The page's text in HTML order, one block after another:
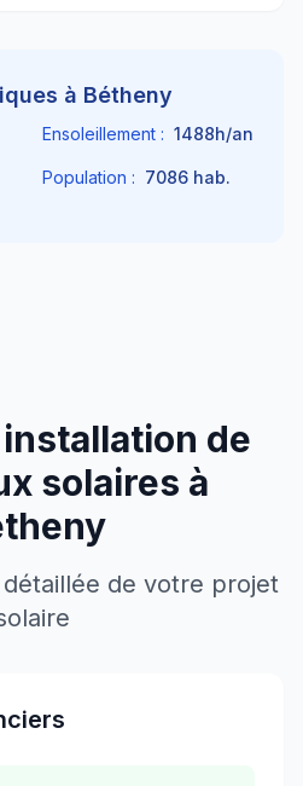
à Bétheny
Ensoleillement : 1488h/an
Population : 7086 hab.
de
solaires à
de votre projet